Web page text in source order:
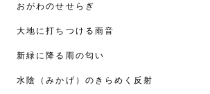
おがわのせせらぎ
大地に打ちつける雨音
新緑に降る雨の匂い
水陰（みかげ）のきらめく反射